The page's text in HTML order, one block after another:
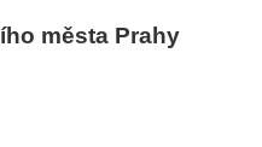
města Prahy